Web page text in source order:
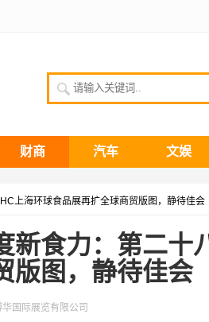
请输入关键词
财商 汽车 文娱
上海环球食品展再扩全球商贸版图，静待佳会
新食力：第二十
版图，静待佳会
国际展览有限公司